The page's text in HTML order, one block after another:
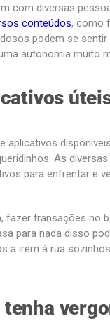
com diversas
conteúdos, como
podem se
autonomia muito
As
para enfrentar e
fazer transações no
para nada disso
a irem à rua